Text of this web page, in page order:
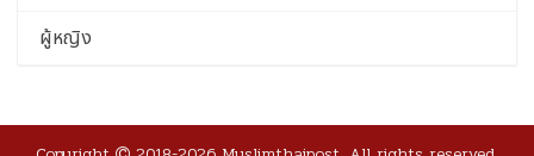
ผู้หญิง